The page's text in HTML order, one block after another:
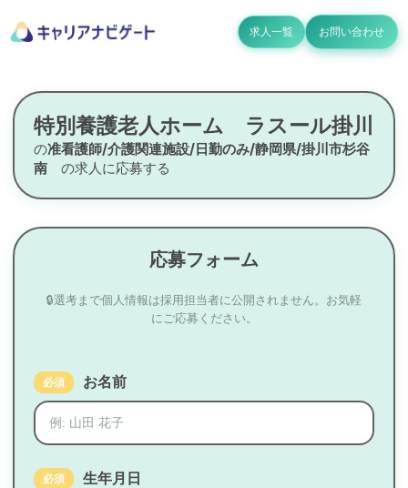
求人一覧 お問い合わせ
特別養護老人ホーム ラスール掛川
の准看護師/介護関連施設/日勤のみ/静岡県/掛川市杉谷
南 の求人に応募する
応募フォーム
🔒選考まで個人情報は採用担当者に公開されません。お気軽
にご応募ください。
必須 お名前
必須 生年月日